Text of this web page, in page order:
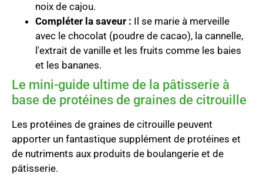
noix de cajou.
Compléter la saveur : Il se marie à merveille
avec le chocolat (poudre de cacao), la cannelle,
l'extrait de vanille et les fruits comme les baies
et les bananes.
Le mini-guide ultime de la pâtisserie à
base de protéines de graines de citrouille
Les protéines de graines de citrouille peuvent
apporter un fantastique supplément de protéines et
de nutriments aux produits de boulangerie et de
pâtisserie.